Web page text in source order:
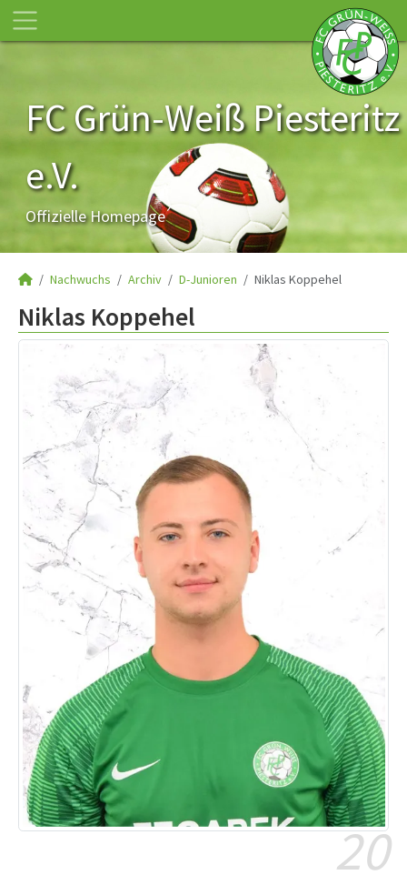
FC Grün-Weiß Piesteritz
e.V.
Offizielle Homepage
Nachwuchs Archiv D-Junioren Niklas Koppehel
Niklas Koppehel
20